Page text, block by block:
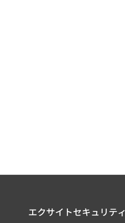
エクサイトセキュリティ